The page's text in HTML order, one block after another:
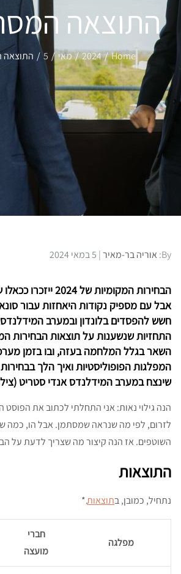
התוצאה
Home
2024 מאי 5
By: אוריה בר-מאיר Posted
5 במאי 2024
הבחירות
אבל עם מספיק נקודות היאחזות עבור
חשש להפסדים בלונדון ובמערב
התחזיות שנשענות על תוצאות הבחירות
השאר בגלל המלחמה בעזה, ובו בזמן
המפלגות הפופוליסטיות ואיך הלך
שינצח במערב המידלנדס אנדי סטריט
הנה גילוי נאות: אני התחלתי לכתוב את
לזרום, לפי מה שנראה שמסתמן. אבל הו, כמה
השוטפים. אז הנה קיצור מה שצריך לדעת על
התוצאות
נתחיל, כמובן, בתוצאות.*
מפלגה
חברי
מועצה